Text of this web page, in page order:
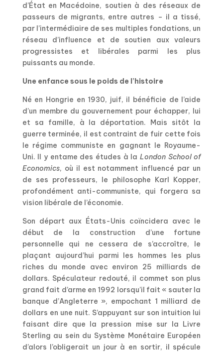
d’État en Macédoine, soutien à des réseaux de
passeurs de migrants, entre autres – il a tissé,
par l’intermédiaire de ses multiples fondations, un
réseau d’influence et de soutien aux valeurs
progressistes et libérales parmi les plus
puissants au monde.
Une enfance sous le poids de l’histoire
Né en Hongrie en 1930, juif, il bénéficie de l’aide
d’un membre du gouvernement pour échapper, lui
et sa famille, à la déportation. Mais sitôt la
guerre terminée, il est contraint de fuir cette fois
le régime communiste en gagnant le Royaume-
Uni. Il y entame des études à la London School of
Economics, où il est notamment influencé par un
de ses professeurs, le philosophe Karl Kopper,
profondément anti-communiste, qui forgera sa
vision libérale de l’économie.
Son départ aux États-Unis coïncidera avec le
début de la construction d’une fortune
personnelle qui ne cessera de s’accroître, le
plaçant aujourd’hui parmi les hommes les plus
riches du monde avec environ 25 milliards de
dollars. Spéculateur redouté, il commet son plus
grand fait d’arme en 1992 lorsqu’il fait « sauter la
banque d’Angleterre », empochant 1 milliard de
dollars en une nuit. S’appuyant sur son intuition lui
faisant dire que la pression mise sur la Livre
Sterling au sein du Système Monétaire Européen
d’alors l’obligerait un jour à en sortir, il spécule